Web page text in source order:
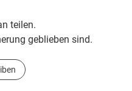
teilen.
geblieben sind.